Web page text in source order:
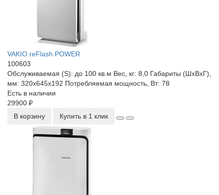
VAKIO reFlash POWER
100603
Обслуживаемая (S): до 100 кв.м Вес, кг: 8,0 Габариты (ШхВхГ),
мм: 320x645x192 Потребляемая мощность, Вт: 78
Есть в наличии
29900 ₽
В корзину
Купить в 1 клик